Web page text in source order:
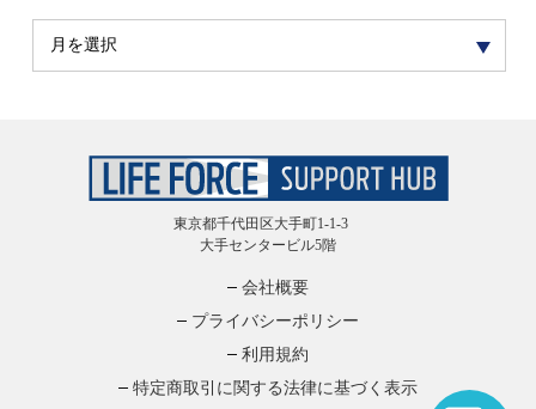
東京都千代田区大手町1-1-3
大手センタービル5階
会社概要
プライバシーポリシー
利用規約
特定商取引に関する法律に基づく表示